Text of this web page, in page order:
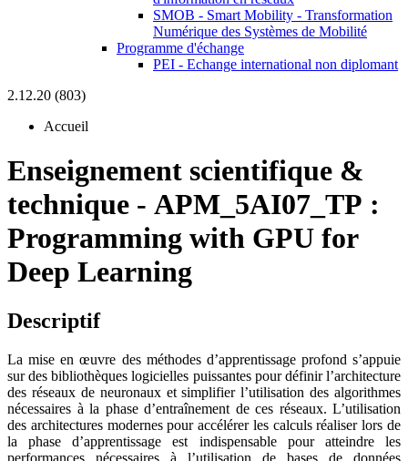
SMOB - Smart Mobility - Transformation
Numérique des Systèmes de Mobilité
Programme d'échange
PEI - Echange international non diplomant
2.12.20 (803)
Accueil
Enseignement scientifique &
technique - APM_5AI07_TP :
Programming with GPU for
Deep Learning
Descriptif
La mise en œuvre des méthodes d’apprentissage profond s’appuie
sur des bibliothèques logicielles puissantes pour définir l’architecture
des réseaux de neuronaux et simplifier l’utilisation des algorithmes
nécessaires à la phase d’entraînement de ces réseaux. L’utilisation
des architectures modernes pour accélérer les calculs réaliser lors de
la phase d’apprentissage est indispensable pour atteindre les
performances nécessaires à l’utilisation de bases de données